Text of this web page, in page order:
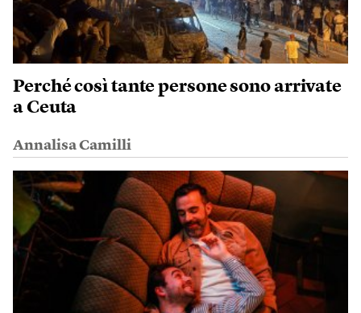
Perché così tante persone sono arrivate
a Ceuta
Annalisa Camilli